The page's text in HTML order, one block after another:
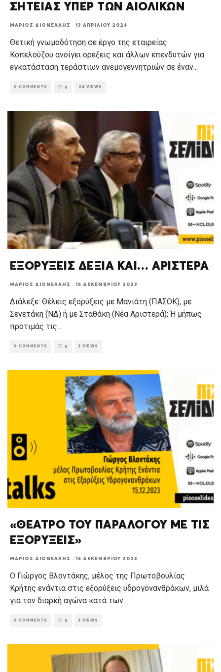
ΣΗΤΕΙΑΣ ΥΠΕΡ ΤΩΝ ΑΙΟΛΙΚΩΝ
ΜΆΡΙΟΣ ΔΙΟΝΈΛΛΗΣ · 13 ΑΠΡΙΛΊΟΥ 2024
Θετική γνωμοδότηση σε έργο της εταιρείας
Κοπελούζου ανοίγει ορέξεις και άλλων επενδυτών για
εγκατάσταση τεράστιων ανεμογεννητριών σε έναν...
0 COMMENTS 0 24 VIEWS
ΕΞΟΡΥΞΕΙΣ ΔΕΞΙΑ ΚΑΙ… ΑΡΙΣΤΕΡΑ
ΜΆΡΙΟΣ ΔΙΟΝΈΛΛΗΣ · 15 ΔΕΚΕΜΒΡΊΟΥ 2023
Διάλεξε: Θέλεις εξορύξεις με Μανιάτη (ΠΑΣΟΚ), με
Σενετάκη (ΝΔ) ή με Σταθάκη (Νέα Αριστερά); Ή μήπως
προτιμάς τις...
0 COMMENTS 0 3 VIEWS
«ΘΕΑΤΡΟ ΤΟΥ ΠΑΡΑΛΟΓΟΥ ΜΕ ΤΙΣ
ΕΞΟΡΥΞΕΙΣ»
ΜΆΡΙΟΣ ΔΙΟΝΈΛΛΗΣ · 15 ΔΕΚΕΜΒΡΊΟΥ 2023
Ο Γιώργος Βλοντάκης, μέλος της Πρωτοβουλίας
Κρήτης ενάντια στις εξορύξεις υδρογονανθράκων, μιλά
για τον διαρκή αγώνα κατά των...
0 COMMENTS 0 3 VIEWS